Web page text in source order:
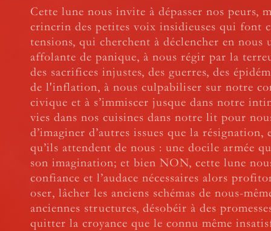
Cette lune nous invite à dépasser nos peurs,
crincrin des petites voix insidieuses qui font
tensions, qui cherchent à déclencher en nous
affolante de panique, à nous régir par la
des sacrifices injustes, des guerres, des
de l'inflation, à nous culpabiliser sur notre
civique et à s’immiscer jusque dans notre
vies dans nos cuisines dans notre lit pour
d’imaginer d’autres issues que la résignation,
qu’ils attendent de nous : une docile armée
son imagination; et bien NON, cette lune
confiance et l’audace nécessaires alors
oser, lâcher les anciens schémas de nous-
anciennes structures, désobéir à des
quitter la croyance que le connu même